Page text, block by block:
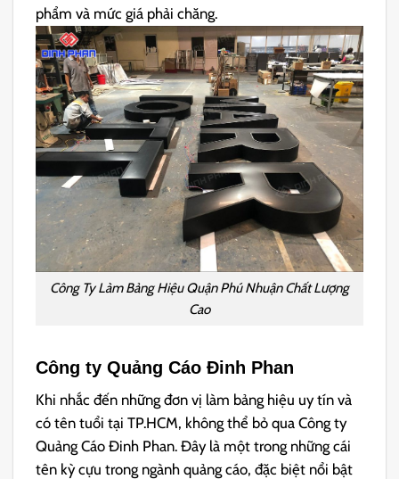
phẩm và mức giá phải chăng.
Công Ty Làm Bảng Hiệu Quận Phú Nhuận Chất Lượng
Cao
Công ty Quảng Cáo Đinh Phan
Khi nhắc đến những đơn vị làm bảng hiệu uy tín và
có tên tuổi tại TP.HCM, không thể bỏ qua Công ty
Quảng Cáo Đinh Phan. Đây là một trong những cái
tên kỳ cựu trong ngành quảng cáo, đặc biệt nổi bật